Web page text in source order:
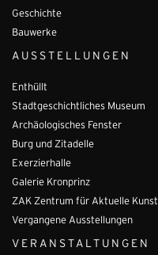
Geschichte
Bauwerke
AUSSTELLUNGEN
Enthüllt
Stadtgeschichtliches Museum
Archäologisches Fenster
Burg und Zitadelle
Exerzierhalle
Galerie Kronprinz
ZAK Zentrum für Aktuelle Kunst
Vergangene Ausstellungen
VERANSTALTUNGEN